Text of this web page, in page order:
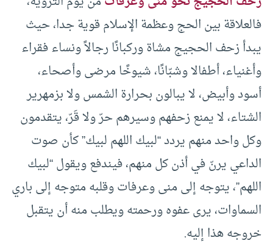
فالعلاقة بين الحج وعظمة الإسلام قوية جدا، حيث
يبدأ زحف الحجيج مشاة وركبانًا رجالاً ونساء فقراء
وأغنياء، أطفالا وشبّانًا، شيوخًا مرضى وأصحاء،
أسود وأبيض، لا يبالون بحرارة الشمس ولا بزمهرير
الشتاء، لا يمنع زحفهم وسيرهم حرّ ولا قَرّ، يتقدمون
وكل واحد منهم يردد “لبيك اللهم لبيك” كأن صوت
الداعي يرنّ في أذن كل منهم، فيندفع ويقول “لبيك
اللهم”، يتوجه إلى منى وعرفات وقلبه متوجه إلى باري
السماوات، يرى عفوه ورحمته ويطلب منه أن يتقبل
خروجه هذا إليه.